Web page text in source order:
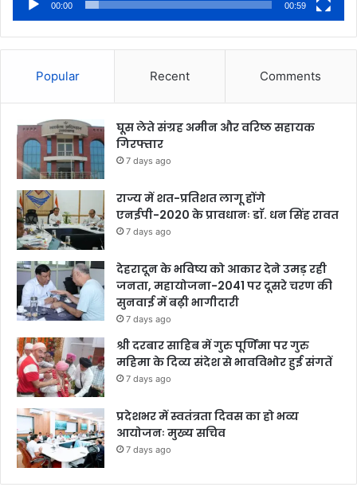
00:00 00:59
Popular Recent Comments
घूस लेते संग्रह अमीन और वरिष्ठ सहायक
गिरफ्तार
7 days ago
राज्य में शत-प्रतिशत लागू होंगे
एनईपी-2020 के प्रावधानः डाॅ. धन सिंह रावत
7 days ago
देहरादून के भविष्य को आकार देने उमड़ रही
जनता, महायोजना-2041 पर दूसरे चरण की
सुनवाई में बढ़ी भागीदारी
7 days ago
श्री दरबार साहिब में गुरु पूर्णिमा पर गुरु
महिमा के दिव्य संदेश से भावविभोर हुई संगतें
7 days ago
प्रदेशभर में स्वतंत्रता दिवस का हो भव्य
आयोजनः मुख्य सचिव
7 days ago